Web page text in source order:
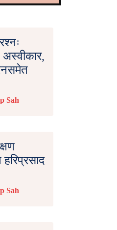
अस्वीकार,
Sah
हरिप्रसाद
Sah